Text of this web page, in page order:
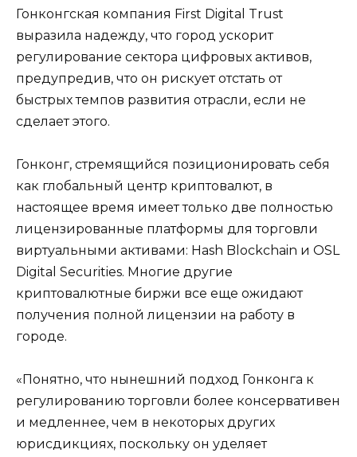
Гонконгская компания First Digital Trust
выразила надежду, что город ускорит
регулирование сектора цифровых активов,
предупредив, что он рискует отстать от
быстрых темпов развития отрасли, если не
сделает этого.
Гонконг, стремящийся позиционировать себя
как глобальный центр криптовалют, в
настоящее время имеет только две полностью
лицензированные платформы для торговли
виртуальными активами: Hash Blockchain и OSL
Digital Securities. Многие другие
криптовалютные биржи все еще ожидают
получения полной лицензии на работу в
городе.
«Понятно, что нынешний подход Гонконга к
регулированию торговли более консервативен
и медленнее, чем в некоторых других
юрисдикциях, поскольку он уделяет